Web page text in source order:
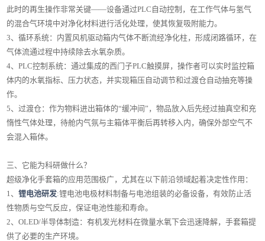
此时的再生操作非常关键——设备通过PLC自动控制，在工作气体与氢气
的混合气环境中对净化材料进行活化处理，使其恢复吸附能力。
3、循环系统：内置风机驱动箱内气体不断流经净化柱，形成闭路循环，在
气体流通过程中持续除去水氧杂质。
4、PLC控制系统：通过集成的西门子PLC触摸屏，操作者可以实时监控箱
体内的水氧指标、压力状态，并实现箱压自动调节和过渡仓自动抽充等操
作。
5、过渡仓：作为物料进出箱体的“缓冲间”，物品放入后先经过抽真空和充
惰性气体处理，待舱内气氛与主箱体平衡后再转移入内，确保外部空气不
会混入箱体。
三、它能为科研做什么？
超级净化手套箱的应用范围极广，尤其在以下前沿领域起着决定性作用：
1、锂电池研发:锂电池电极材料制备与电池组装的必备设备，有效防止活
性物质与空气反应，保证电池性能和寿命。
2、OLED/半导体制造：有机发光材料在微量水氧下会迅速降解，手套箱提
供了必要的生产环境。